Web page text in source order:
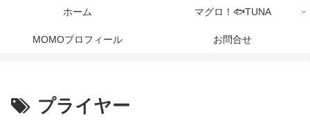
ホーム マグロ！🐟TUNA
MOMOプロフィール お問合せ
プライヤー